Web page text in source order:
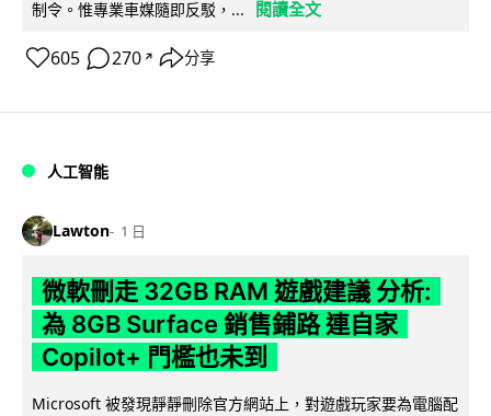
制令。惟專業車媒隨即反駁，...
閱讀全文
605 270 ↗ 分享
人工智能
Lawton 1 日
微軟刪走 32GB RAM 遊戲建議 分析:
為 8GB Surface 銷售鋪路 連自家
Copilot+ 門檻也未到
Microsoft 被發現靜靜刪除官方網站上，對遊戲玩家要為電腦配